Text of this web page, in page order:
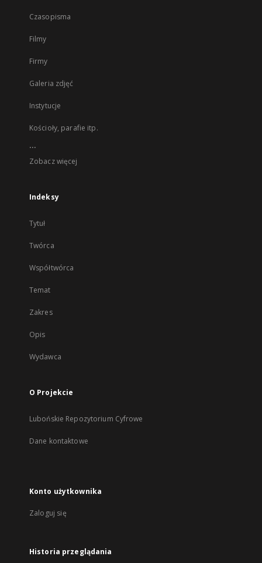
Czasopisma
Filmy
Firmy
Galeria zdjęć
Instytucje
Kościoły, parafie itp.
...
Zobacz więcej
Indeksy
Tytuł
Twórca
Współtwórca
Temat
Zakres
Opis
Wydawca
O Projekcie
Lubońskie Repozytorium Cyfrowe
Dane kontaktowe
Konto użytkownika
Zaloguj się
Historia przeglądania